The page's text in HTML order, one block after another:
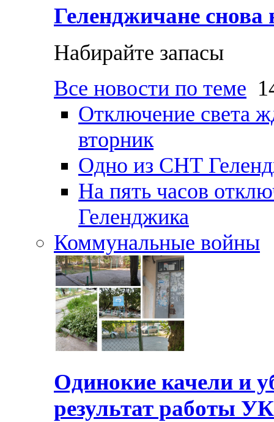
Геленджичане снова
Набирайте запасы
Все новости по теме
Отключение света
вторник
Одно из СНТ
На пять часов
Геленджика
Коммунальные войны
Одинокие качели и
результат работы